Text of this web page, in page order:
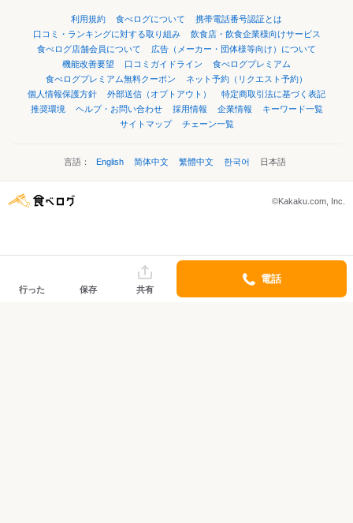
利用規約 食べログについて
携帯電話番号認証とは
口コミ・ランキングに対する取り組み
飲食店・飲食企業様向けサービス
食べログ店舗会員について
広告（メーカー・団体様等向け）について
機能改善要望
口コミガイドライン
食べログプレミアム
食べログプレミアム無料クーポン
ネット予約（リクエスト予約）
個人情報保護方針
外部送信（オプトアウト）
特定商取引法に基づく表記
推奨環境
ヘルプ・お問い合わせ 採用情報 企業情報
キーワード一覧
サイトマップ
チェーン一覧
言語： English 简体中文 繁體中文 한국어 日本語
©Kakaku.com, Inc.
行った 保存 共有
電話